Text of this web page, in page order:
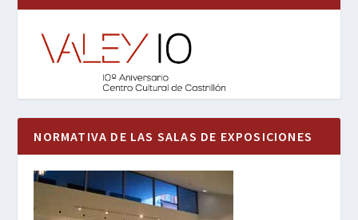
NORMATIVA DE LAS SALAS DE EXPOSICIONES